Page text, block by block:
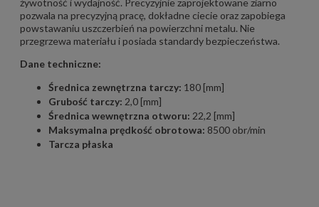
pozwala na precyzyjną pracę, dokładne ciecie oraz zapobiega
powstawaniu uszczerbień na powierzchni metalu. Nie
przegrzewa materiału i posiada standardy bezpieczeństwa.
Dane techniczne:
Średnica zewnętrzna tarczy: 180 [mm]
Grubość tarczy: 2,0 [mm]
Średnica wewnętrzna otworu: 22,2 [mm]
Maksymalna prędkość obrotowa: 8500 obr/min
Tarcza płaska